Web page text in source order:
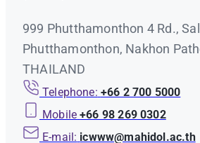
999 Phutthamonthon 4 Rd.,
Phutthamonthon, Nakhon
THAILAND
Telephone: +66 2 700 5000
Mobile +66 98 269 0302
E-mail: icwww@mahidol.ac.th